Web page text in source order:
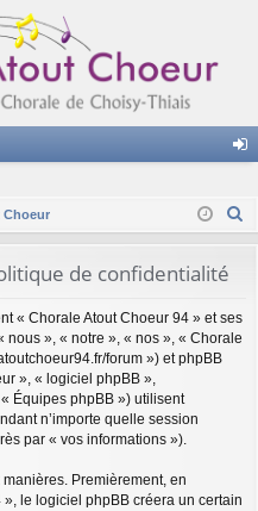
ne
Choeur
de confidentialité
« Chorale Atout Choeur 94 » et ses
», « notre », « nos », « Chorale
forum ») et phpBB
», « logiciel phpBB »,
Équipes phpBB ») utilisent
n’importe quelle session
par « vos informations »).
Premièrement, en
le logiciel phpBB créera un certain